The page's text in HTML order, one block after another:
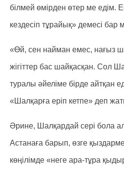
білмей өмірден өтер ме едім.
кездесіп тұрайық» демесі бар
«Өй, сен найман емес, нағыз
жігіттер бас шайқасқан. Сол
туралы әйеліме бірде айтқан
«Шалқарға еріп кетпе» деп
Әрине, Шалқардай сері бола
Астанаға барып, өзге
көңілімде «неге ара-тұра